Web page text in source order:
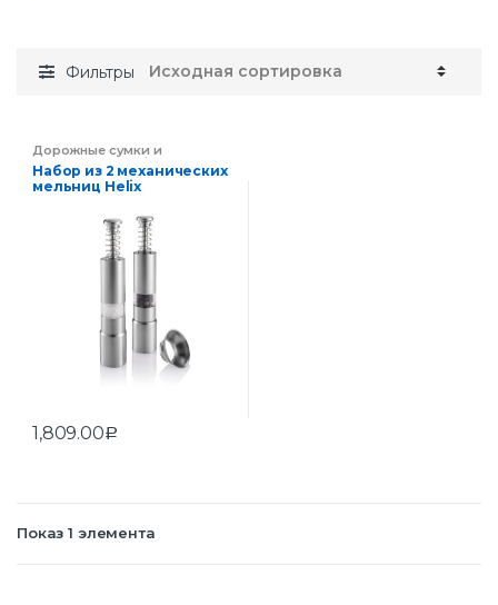
Фильтры
Дорожные сумки и
чемоданы ,Портфели и
сумки, Сумки
Набор из 2 механических
мельниц Helix
1,809.00Р
Показ 1 элемента